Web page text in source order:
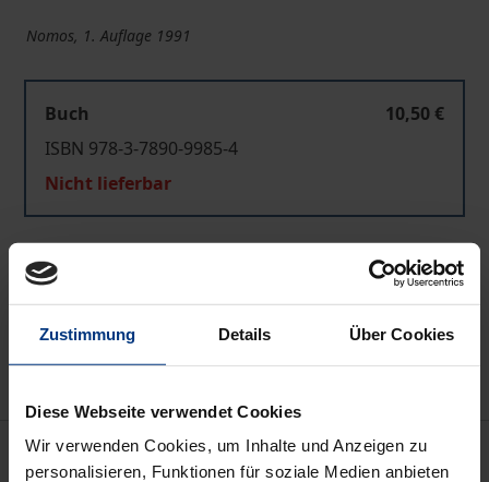
Zustimmung Details Über Cookies
Diese Webseite verwendet Cookies
Wir verwenden Cookies, um Inhalte und Anzeigen zu
personalisieren, Funktionen für soziale Medien anbieten
Nomos, 1. Auflage 1991
Buch
10,50 €
ISBN 978-3-7890-9985-4
Nicht lieferbar
Zur Wunschliste hinzufügen
Hinweise zu Versandkosten
Bibliografische Angaben